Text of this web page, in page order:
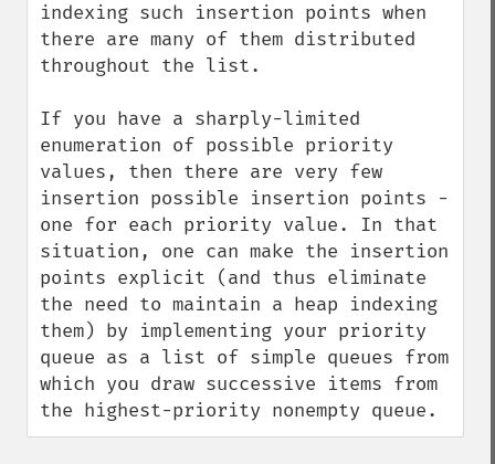
indexing such insertion points when
there are many of them distributed
throughout the list.
If you have a sharply-limited
enumeration of possible priority
values, then there are very few
insertion possible insertion points -
one for each priority value. In that
situation, one can make the insertion
points explicit (and thus eliminate
the need to maintain a heap indexing
them) by implementing your priority
queue as a list of simple queues from
which you draw successive items from
the highest-priority nonempty queue.